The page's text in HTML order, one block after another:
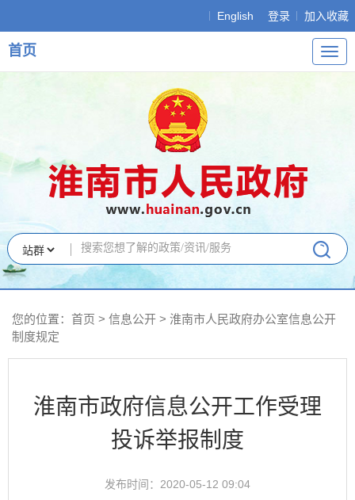
English 登录 加入收藏
导
航
首页
您的位置： 首页 > 信息公开 > 淮南市人民政府办公室信息公开
制度规定
淮南市政府信息公开工作受理
投诉举报制度
发布时间：2020-05-12 09:04